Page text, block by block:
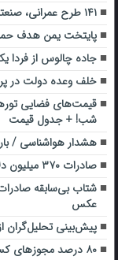
۱۴۱ طرح عمرانی، صنعتی و خدماتی در شهریار افتتاح می‌شود
پایتخت یمن هدف
جاده چالوس از فردا یکشنبه به
خلف وعده دولت در
شب! + جدول قیمت
هشدار هواشناسی /
صادرات ۳۷۰ میلیون دلار ماهی و میگو در سال ۱۴۰۳
عکس
پیش‌بینی تحلیل‌گران
۸۰ درصد مجوزهای کسب‌وکار مشاغل خانگی برای بانوان بوده است